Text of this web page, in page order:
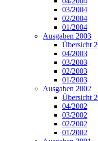
03/2004
02/2004
01/2004
Ausgaben 2003
Übersicht
04/2003
03/2003
02/2003
01/2003
Ausgaben 2002
Übersicht
04/2002
03/2002
02/2002
01/2002